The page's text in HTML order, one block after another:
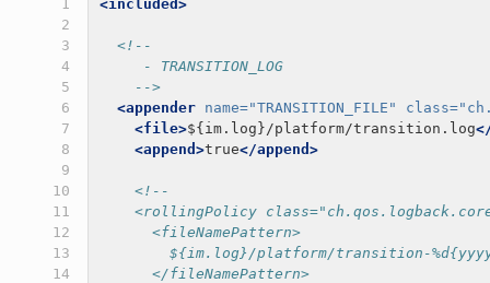
1
2
3
4
5
6
7
8
9
10
11
12
13
14
<included>
<!--
     - TRANSITION_LOG
    -->
<appender name="TRANSITION_FILE" class=
<file>${im.log}/platform/transition.log
<append>true</append>
<!--
<rollingPolicy
      <fileNamePattern>
${im.log}/platform/transition-
      </fileNamePattern>